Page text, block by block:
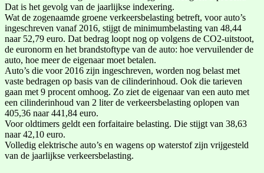
Dat is het gevolg van de jaarlijkse indexering.
Wat de zogenaamde groene verkeersbelasting betreft, voor auto’s
ingeschreven vanaf 2016, stijgt de minimumbelasting van 48,44
naar 52,79 euro. Dat bedrag loopt nog op volgens de CO2-uitstoot,
de euronorm en het brandstoftype van de auto: hoe vervuilender de
auto, hoe meer de eigenaar moet betalen.
Auto’s die voor 2016 zijn ingeschreven, worden nog belast met
vaste bedragen op basis van de cilinderinhoud. Ook die tarieven
gaan met 9 procent omhoog. Zo ziet de eigenaar van een auto met
een cilinderinhoud van 2 liter de verkeersbelasting oplopen van
405,36 naar 441,84 euro.
Voor oldtimers geldt een forfaitaire belasting. Die stijgt van 38,63
naar 42,10 euro.
Volledig elektrische auto’s en wagens op waterstof zijn vrijgesteld
van de jaarlijkse verkeersbelasting.